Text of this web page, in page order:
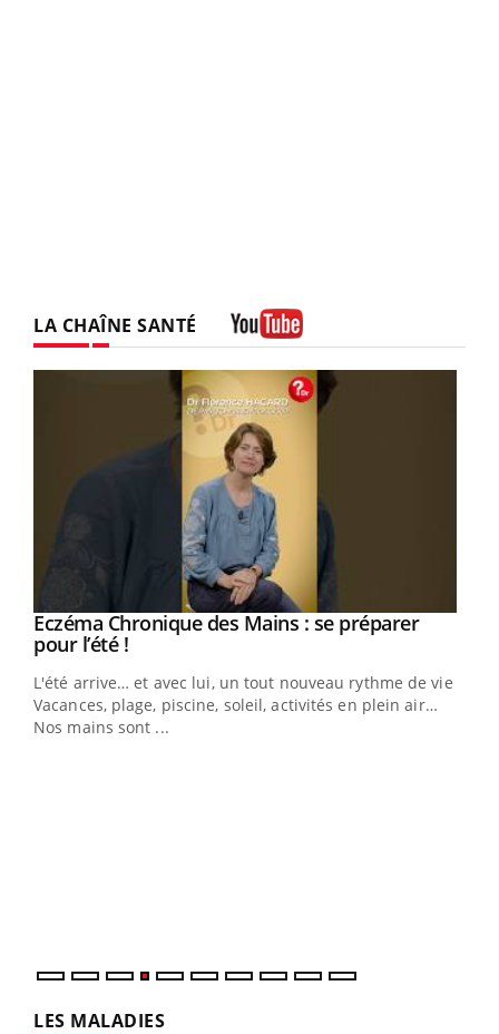
LA CHAÎNE SANTÉ
Youtube
Eczéma Chronique des Mains : se préparer
pour l’été !Youtube
L'été arrive… et avec lui, un tout nouveau rythme de vie !
Vacances, plage, piscine, soleil, activités en plein air…
Nos mains sont ...
LES MALADIES